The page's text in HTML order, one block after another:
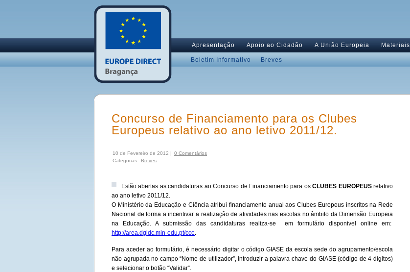
Apresentação Apoio ao Cidadão A União Europeia Materiais
Boletim Informativo Breves
Concurso de Financiamento para os Clubes
Europeus relativo ao ano letivo 2011/12.
10 de Fevereiro de 2012 | 0 Comentários
Categorias:
Breves
Estão abertas as candidaturas ao Concurso de Financiamento para osCLUBES EUROPEUSrelativo
ao ano letivo 2011/12.
O Ministério da Educação e Ciência atribui financiamento anual aos Clubes Europeus inscritos na Rede
Nacional de forma a incentivar a realização de atividades nas escolas no âmbito da Dimensão Europeia
na Educação. A submissão das candidaturas realiza-se em formulário disponivel online em:
http://area.dgidc.min-edu.pt/cce.
Para aceder ao formulário, é necessário digitar o código GIASE da escola sede do agrupamento/escola
não agrupada no campo “Nome de utilizador”, introduzir a palavra-chave do GIASE (código de 4 dígitos)
e selecionar o botão “Validar”.